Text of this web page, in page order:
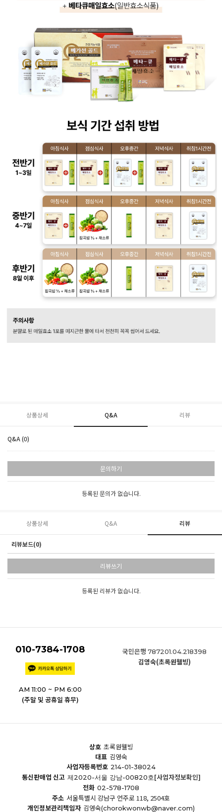
상품상세 Q&A 리뷰
Q&A (0)
문의하기
등록된 문의가 없습니다.
상품상세 Q&A 리뷰
리뷰보드(0)
리뷰쓰기
등록된 리뷰가 없습니다.
010-7384-1708
AM 11:00 ~ PM 6:00
(주말 및 공휴일 휴무)
국민은행 787201.04.218398
김영숙(초록원웰빙)
상호 초록원웰빙
대표 김영숙
사업자등록번호 214-01-38024
통신판매업 신고 제2020-서울 강남-00820호[사업자정보확인]
전화 02-578-1708
주소 서울특별시 강남구 언주로 118, 2504호
개인정보관리책임자 김영숙(chorokwonwb@naver.com)